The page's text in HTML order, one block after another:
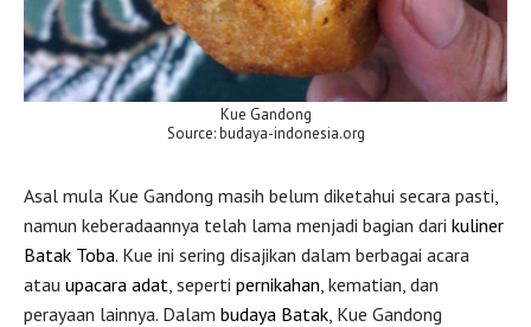
Kue Gandong
Source: budaya-indonesia.org
Asal mula Kue Gandong masih belum diketahui secara pasti,
namun keberadaannya telah lama menjadi bagian dari kuliner
Batak Toba. Kue ini sering disajikan dalam berbagai acara
atau upacara adat , seperti pernikahan , kematian, dan
perayaan lainnya. Dalam budaya Batak , Kue Gandong